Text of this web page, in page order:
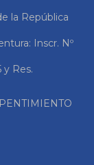
la República
Inscr. Nº
y Res.